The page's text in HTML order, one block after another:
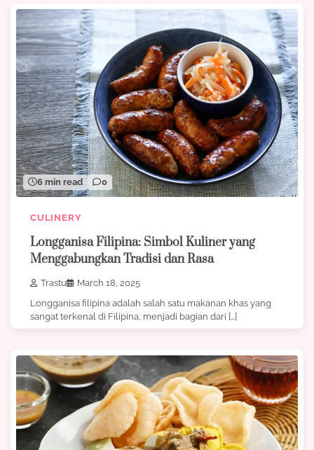
6 min read 0
CULINERY
Longganisa Filipina: Simbol Kuliner yang
Menggabungkan Tradisi dan Rasa
Trastu
March 18, 2025
Longganisa filipina adalah salah satu makanan khas yang
sangat terkenal di Filipina, menjadi bagian dari […]